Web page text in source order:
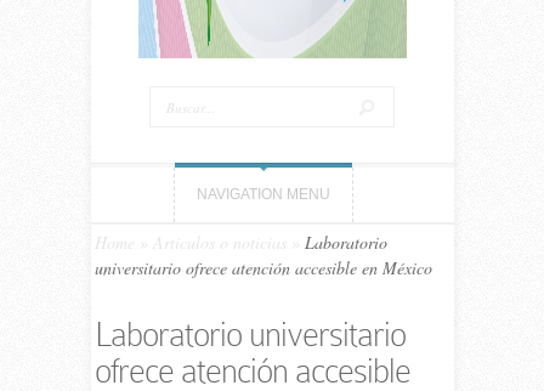
NAVIGATION MENU
Home Artículos o noticias
Laboratorio
universitario ofrece atención accesible en México
Laboratorio universitario
ofrece atención accesible